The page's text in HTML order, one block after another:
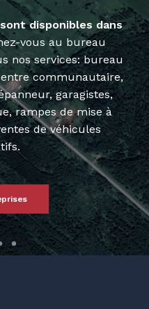
disponibles dans
vous au bureau
nos services: bureau
communautaire,
garagistes,
rampes de mise à
de véhicules